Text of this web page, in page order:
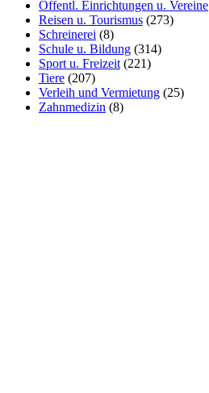
Öffentl. Einrichtungen u. Vereine
Reisen u. Tourismus (273)
Schreinerei (8)
Schule u. Bildung (314)
Sport u. Freizeit (221)
Tiere (207)
Verleih und Vermietung (25)
Zahnmedizin (8)